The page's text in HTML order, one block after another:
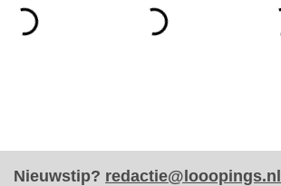
Nieuwstip? redactie@looopings.nl